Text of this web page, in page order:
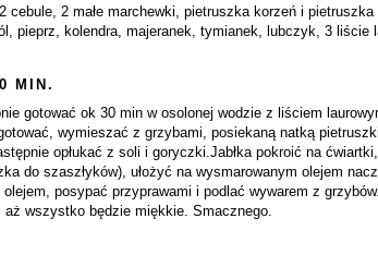
cebule, 2 małe marchewki, pietruszka korzeń i
pieprz, kolendra, majeranek, tymianek, lubczyk, 3 liście
MIN.
gotować ok 30 min w osolonej wodzie z liściem
wymieszać z grzybami, posiekaną natką
opłukać z soli i goryczki.Jabłka pokroić na
do szaszłyków), ułożyć na wysmarowanym olejem
posypać przyprawami i podlać wywarem z
wszystko będzie miękkie. Smacznego.